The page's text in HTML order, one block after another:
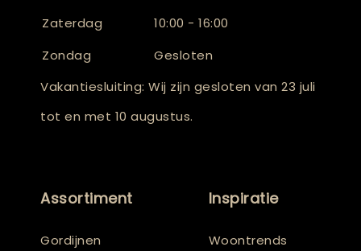
Zaterdag
10:00 - 16:00
Zondag
Gesloten
Vakantiesluiting: Wij zijn gesloten van 23 juli
tot en met 10 augustus.
Assortiment
Gordijnen
Inspiratie
Woontrends